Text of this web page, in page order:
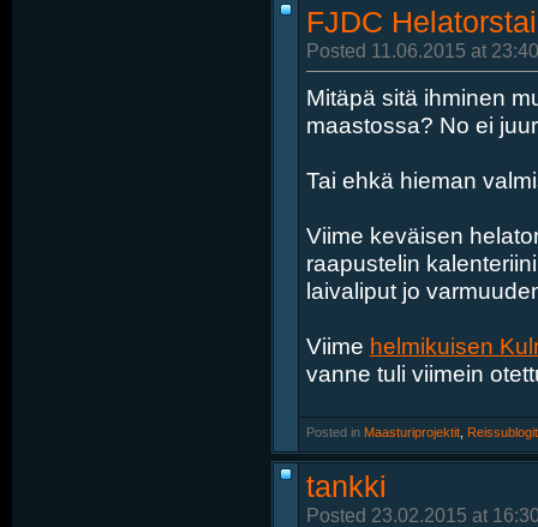
FJDC
Posted 11.06.2015 at
Mitäpä sitä ihminen
maastossa? No ei
Tai ehkä hieman
Viime keväisen
raapustelin
laivaliput jo
Viime helmikuisen
vanne tuli viimein
Posted in Maasturiprojektit Reissublogit
tankki
Posted 23.02.2015 at